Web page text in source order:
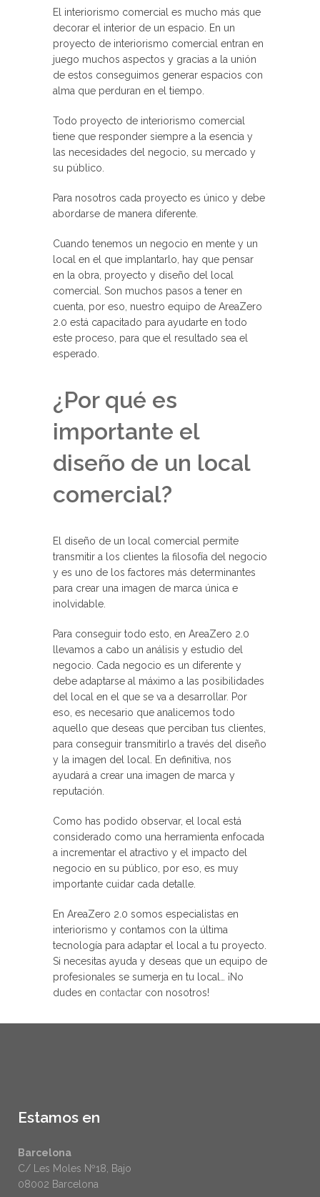
El interiorismo comercial es mucho más que
decorar el interior de un espacio. En un
proyecto de interiorismo comercial entran en
juego muchos aspectos y gracias a la unión
de estos conseguimos generar espacios con
alma que perduran en el tiempo.
Todo proyecto de interiorismo comercial
tiene que responder siempre a la esencia y
las necesidades del negocio, su mercado y
su público.
Para nosotros cada proyecto es único y debe
abordarse de manera diferente.
Cuando tenemos un negocio en mente y un
local en el que implantarlo, hay que pensar
en la obra, proyecto y diseño del local
comercial. Son muchos pasos a tener en
cuenta, por eso, nuestro equipo de AreaZero
2.0 está capacitado para ayudarte en todo
este proceso, para que el resultado sea el
esperado.
¿Por qué es
importante el
diseño de un local
comercial?
El diseño de un local comercial permite
transmitir a los clientes la filosofía del negocio
y es uno de los factores más determinantes
para crear una imagen de marca única e
inolvidable.
Para conseguir todo esto, en AreaZero 2.0
llevamos a cabo un análisis y estudio del
negocio. Cada negocio es un diferente y
debe adaptarse al máximo a las posibilidades
del local en el que se va a desarrollar. Por
eso, es necesario que analicemos todo
aquello que deseas que perciban tus clientes,
para conseguir transmitirlo a través del diseño
y la imagen del local. En definitiva, nos
ayudará a crear una imagen de marca y
reputación.
Como has podido observar, el local está
considerado como una herramienta enfocada
a incrementar el atractivo y el impacto del
negocio en su público, por eso, es muy
importante cuidar cada detalle.
En AreaZero 2.0 somos especialistas en
interiorismo y contamos con la última
tecnología para adaptar el local a tu proyecto.
Si necesitas ayuda y deseas que un equipo de
profesionales se sumerja en tu local… ¡No
dudes en contactar con nosotros!
Estamos en
Barcelona
C/ Les Moles Nº18, Bajo
08002 Barcelona